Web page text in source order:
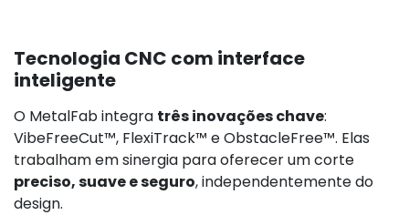
Tecnologia CNC com interface
inteligente
O MetalFab integra três inovações chave:
VibeFreeCut™, FlexiTrack™ e ObstacleFree™. Elas
trabalham em sinergia para oferecer um corte
preciso, suave e seguro, independentemente do
design.